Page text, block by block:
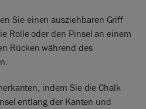
Sie einen ausziehbaren Griff
Rolle oder den Pinsel an einem
Rücken während des
indem Sie die Chalk
entlang der Kanten und